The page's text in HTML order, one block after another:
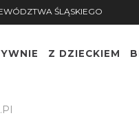
ŚLĄSKIEGO
Z DZIECKIEM